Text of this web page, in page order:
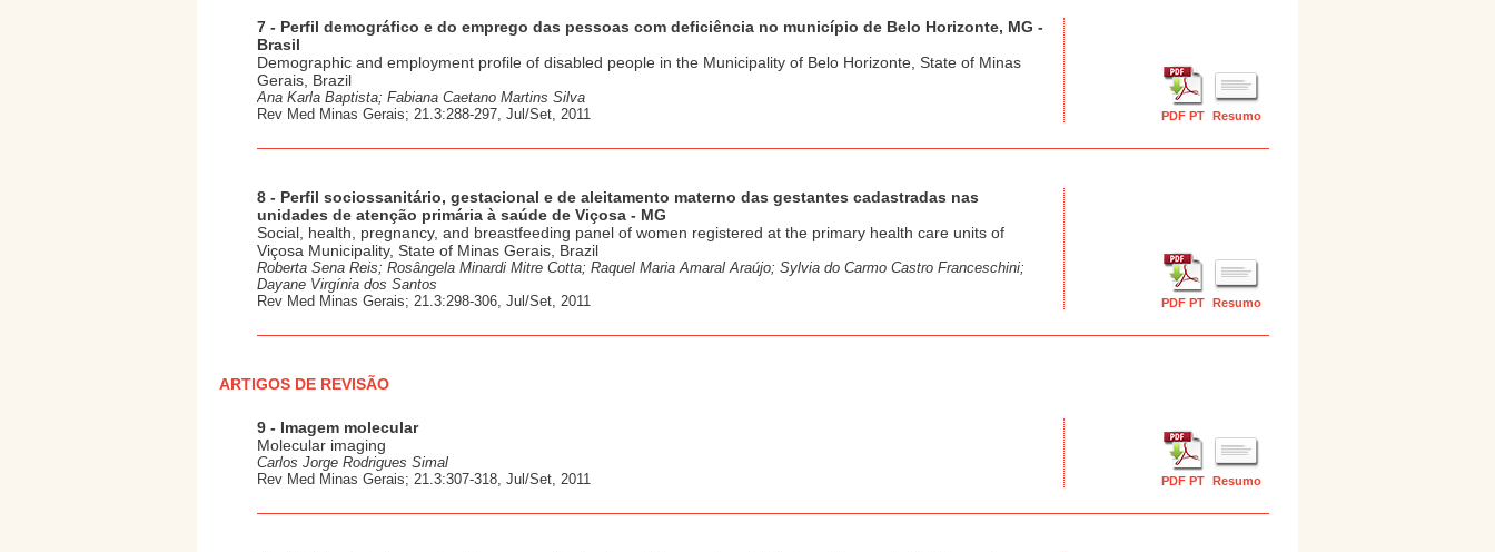
7 - Perfil demográfico e do emprego das pessoas com deficiência no município de Belo Horizonte, MG -
Brasil
Demographic and employment profile of disabled people in the Municipality of Belo Horizonte, State of Minas
Gerais, Brazil
Ana Karla Baptista; Fabiana Caetano Martins Silva
Rev Med Minas Gerais; 21.3:288-297, Jul/Set, 2011
PDF PT Resumo
8 - Perfil sociossanitário, gestacional e de aleitamento materno das gestantes cadastradas nas
unidades de atenção primária à saúde de Viçosa - MG
Social, health, pregnancy, and breastfeeding panel of women registered at the primary health care units of
Viçosa Municipality, State of Minas Gerais, Brazil
Roberta Sena Reis; Rosângela Minardi Mitre Cotta; Raquel Maria Amaral Araújo; Sylvia do Carmo Castro Franceschini;
Dayane Virgínia dos Santos
Rev Med Minas Gerais; 21.3:298-306, Jul/Set, 2011
PDF PT Resumo
ARTIGOS DE REVISÃO
9 - Imagem molecular
Molecular imaging
Carlos Jorge Rodrigues Simal
Rev Med Minas Gerais; 21.3:307-318, Jul/Set, 2011
PDF PT Resumo